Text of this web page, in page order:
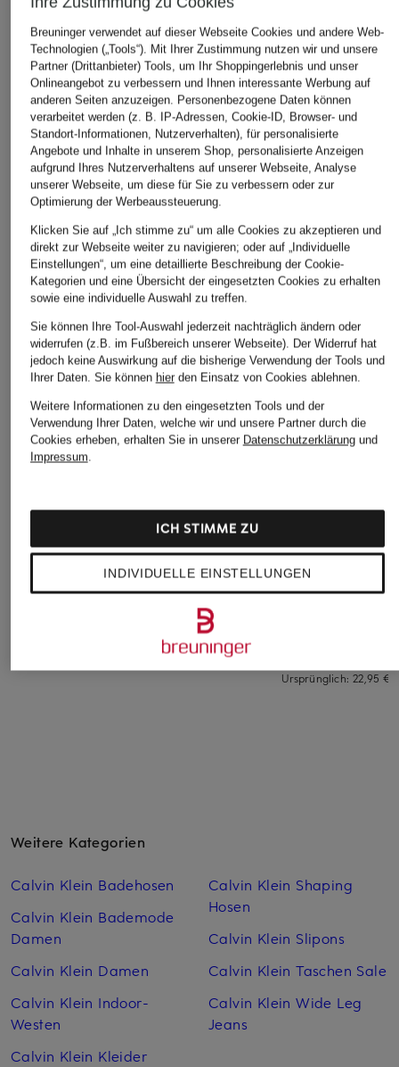
mey
Slip Serie MODAL
PURE
MARIE JO
Slip AVERO
39,90 €
+Aktionsrabatt
BOSS
Ursprünglich:22,95 €
Weitere Kategorien
Calvin Klein Badehosen
Calvin Klein Bademode
Damen
Calvin Klein Damen
Calvin Klein Indoor-
Westen
Calvin Klein Kleider
Calvin Klein Shaping
Hosen
Calvin Klein Slipons
Calvin Klein Taschen Sale
Calvin Klein Wide Leg
Jeans
Breuninger verwendet auf dieser Webseite Cookies und andere Web-
Technologien („Tools“). Mit Ihrer Zustimmung nutzen wir und unsere
Partner (Drittanbieter) Tools, um Ihr Shoppingerlebnis und unser
Onlineangebot zu verbessern und Ihnen interessante Werbung auf
anderen Seiten anzuzeigen. Personenbezogene Daten können
verarbeitet werden (z. B. IP-Adressen, Cookie-ID, Browser- und
Standort-Informationen, Nutzerverhalten), für personalisierte
Angebote und Inhalte in unserem Shop, personalisierte Anzeigen
aufgrund Ihres Nutzerverhaltens auf unserer Webseite, Analyse
unserer Webseite, um diese für Sie zu verbessern oder zur
Optimierung der Werbeaussteuerung.
Klicken Sie auf „Ich stimme zu“ um alle Cookies zu akzeptieren und
direkt zur Webseite weiter zu navigieren; oder auf „Individuelle
Einstellungen“, um eine detaillierte Beschreibung der Cookie-
Kategorien und eine Übersicht der eingesetzten Cookies zu erhalten
sowie eine individuelle Auswahl zu treffen.
Sie können Ihre Tool-Auswahl jederzeit nachträglich ändern oder
widerrufen (z.B. im Fußbereich unserer Webseite). Der Widerruf hat
jedoch keine Auswirkung auf die bisherige Verwendung der Tools und
Ihrer Daten. Sie können hierden Einsatz von Cookies ablehnen.
Weitere Informationen zu den eingesetzten Tools und der
Verwendung Ihrer Daten, welche wir und unsere Partner durch die
Cookies erheben, erhalten Sie in unserer Datenschutzerklärungund
Impressum.
INDIVIDUELLE EINSTELLUNGEN
ICH STIMME ZU